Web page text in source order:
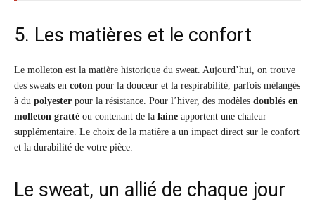
5. Les matières et le confort
Le molleton est la matière historique du sweat. Aujourd’hui, on trouve
des sweats en coton pour la douceur et la respirabilité, parfois mélangés
à du polyester pour la résistance. Pour l’hiver, des modèles doublés en
molleton gratté ou contenant de la laine apportent une chaleur
supplémentaire. Le choix de la matière a un impact direct sur le confort
et la durabilité de votre pièce.
Le sweat, un allié de chaque jour